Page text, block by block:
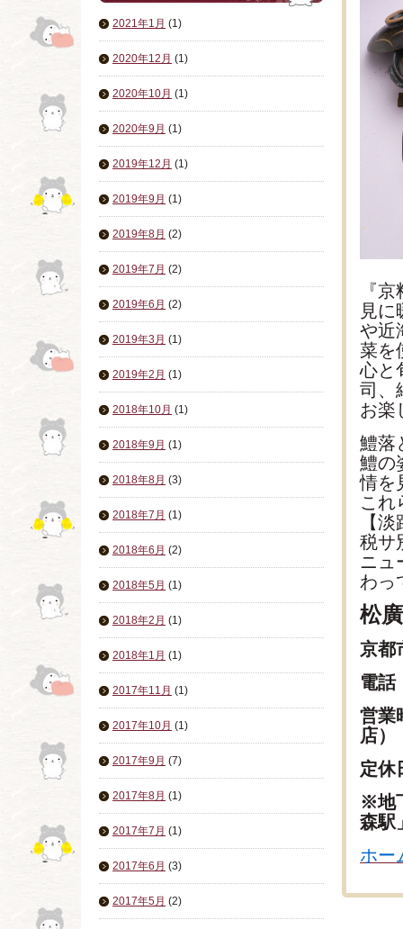
2021年1月 (1)
2020年12月 (1)
2020年10月 (1)
2020年9月 (1)
2019年12月 (1)
2019年9月 (1)
2019年8月 (2)
2019年7月 (2)
2019年6月 (2)
2019年3月 (1)
2019年2月 (1)
2018年10月 (1)
2018年9月 (1)
2018年8月 (3)
2018年7月 (1)
2018年6月 (2)
2018年5月 (1)
2018年2月 (1)
2018年1月 (1)
2017年11月 (1)
2017年10月 (1)
2017年9月 (7)
2017年8月 (1)
2017年7月 (1)
2017年6月 (3)
2017年5月 (2)
『
見
や近
菜を
心と
司、
お楽
鱧落
鱧の
情を
これ
【
税サ
ニュ
わっ
松廣
京都
電話
営業
店）
定休
※地
森駅
ホー